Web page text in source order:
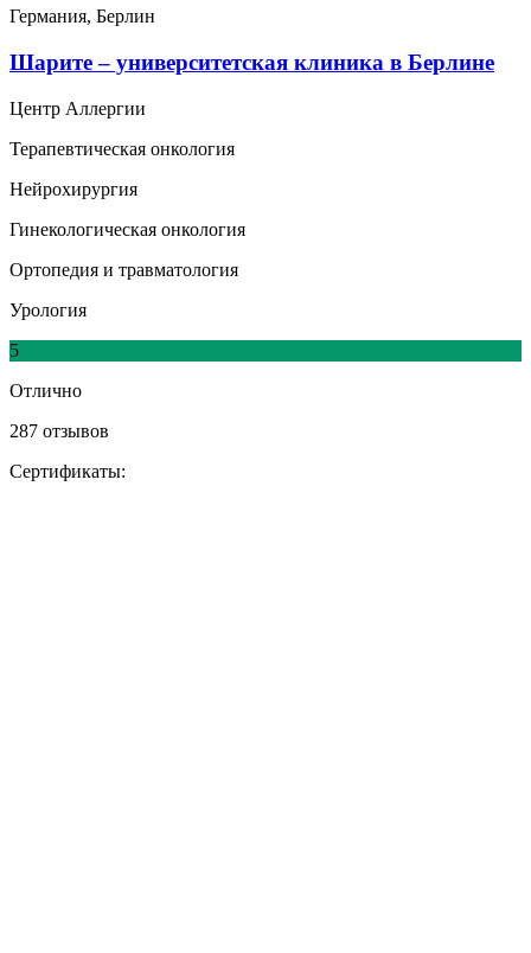
Германия, Берлин
Шарите – университетская клиника в Берлине
Центр Аллергии
Терапевтическая онкология
Нейрохирургия
Гинекологическая онкология
Ортопедия и травматология
Урология
5
Отлично
287 отзывов
Сертификаты: